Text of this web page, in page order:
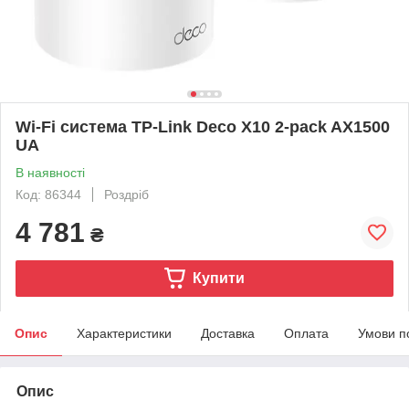
Wi-Fi cистема TP-Link Deco X10 2-pack AX1500
UA
В наявності
Код: 86344
Роздріб
4 781 ₴
Купити
Опис Характеристики Доставка Оплата Умови
Опис